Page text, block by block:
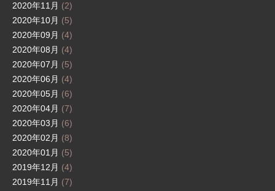
2020年11月 (2)
2020年10月 (5)
2020年09月 (4)
2020年08月 (4)
2020年07月 (5)
2020年06月 (4)
2020年05月 (6)
2020年04月 (7)
2020年03月 (6)
2020年02月 (8)
2020年01月 (5)
2019年12月 (4)
2019年11月 (7)